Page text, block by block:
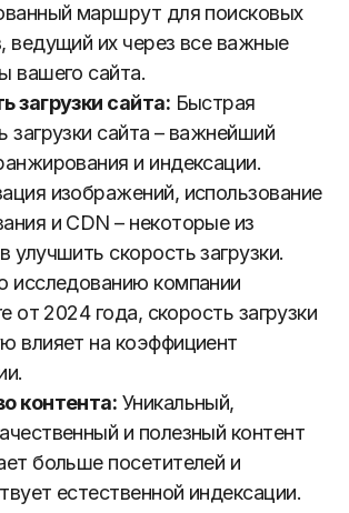
маршрут для поисковых
ведущий их через все важные
вашего сайта.
загрузки сайта: Быстрая
загрузки сайта – важнейший
и индексации.
изображений, использование
и CDN – некоторые из
улучшить скорость загрузки.
исследованию компании
от 2024 года, скорость загрузки
влияет на коэффициент
контента: Уникальный,
и полезный контент
больше посетителей и
естественной индексации.